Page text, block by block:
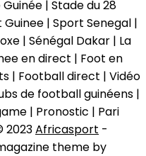
| Stade du 28
| Sport Senegal |
| Sénégal Dakar | La
en direct | Foot en
| Football direct | Vidéo
de football guinéens |
| Pronostic | Pari
2023Africasport -
theme by